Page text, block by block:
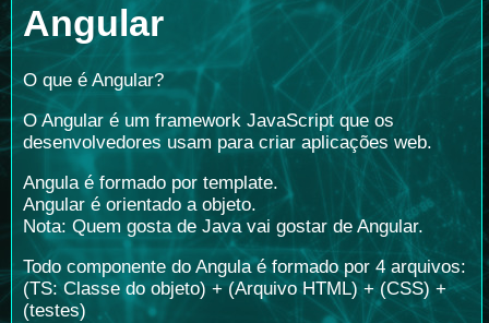
Angular
O que é Angular?
O Angular é um framework JavaScript que os
desenvolvedores usam para criar aplicações web.
Angula é formado por template.
Angular é orientado a objeto.
Nota: Quem gosta de Java vai gostar de Angular.
Todo componente do Angula é formado por 4 arquivos:
(TS: Classe do objeto) + (Arquivo HTML) + (CSS) +
(testes)